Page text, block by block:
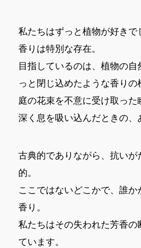
私たちはずっと植物が好きで
香りは特別な存在。
目指しているのは、植物の自
っと閉じ込めたような香りの
庭の花束を不意に受け取った
深く息を吸い込んだときの、
古典的でありながら、抗いが
的。
ここではないどこかで、誰か
香り。
私たちはその失われた芳香の
ています。